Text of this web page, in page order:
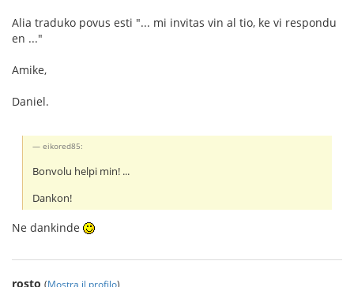
Alia traduko povus esti "... mi invitas vin al tio, ke vi respondu
en ..."
Amike,
Daniel.
eikored85:
Bonvolu helpi min! ...
Dankon!
Ne dankinde
rosto (Mostra il profilo)